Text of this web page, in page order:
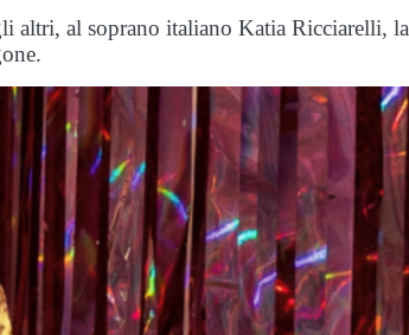
altri, al soprano italiano Katia Ricciarelli, la